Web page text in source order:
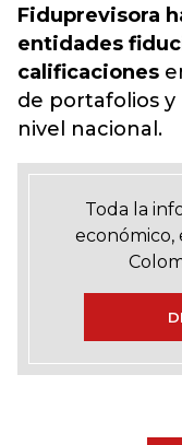
Fiduprevisora
entidades
calificaciones
de portafolios
nivel nacional.
Toda la
económico,